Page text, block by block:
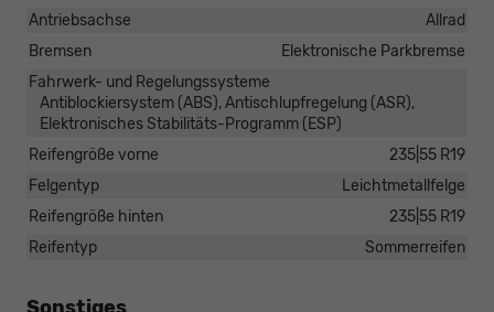
Antriebsachse
Allrad
Bremsen
Elektronische Parkbremse
Fahrwerk- und Regelungssysteme
Antiblockiersystem (ABS), Antischlupfregelung (ASR),
Elektronisches Stabilitäts-Programm (ESP)
Reifengröße vorne
235|55 R19
Felgentyp
Leichtmetallfelge
Reifengröße hinten
235|55 R19
Reifentyp
Sommerreifen